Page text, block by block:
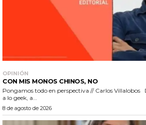
OPINIÓN
CON MIS MONOS CHINOS, NO
Pongamos todo en perspectiva // Carlos Villalobos
a lo geek, a...
8 de agosto de 2026